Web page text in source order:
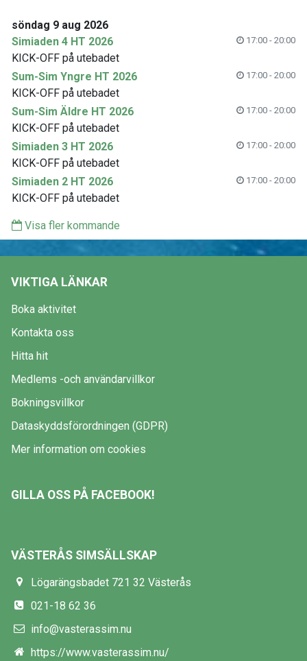
söndag 9 aug 2026
Simiaden 4 HT 2026
17:00 - 20:00
KICK-OFF på utebadet
Sum-Sim Yngre HT 2026
17:00 - 20:00
KICK-OFF på utebadet
Sum-Sim Äldre HT 2026
17:00 - 20:00
KICK-OFF på utebadet
Simiaden 3 HT 2026
17:00 - 20:00
KICK-OFF på utebadet
Simiaden 2 HT 2026
17:00 - 20:00
KICK-OFF på utebadet
Visa fler kommande
VIKTIGA LÄNKAR
Boka aktivitet
Kontakta oss
Hitta hit
Medlems -och användarvillkor
Bokningsvillkor
Dataskyddsförordningen (GDPR)
Mer information om cookies
GILLA OSS PÅ FACEBOOK!
VÄSTERÅS SIMSÄLLSKAP
Lögarängsbadet 721 32 Västerås
021-18 62 36
info@vasterassim.nu
https://www.vasterassim.nu/